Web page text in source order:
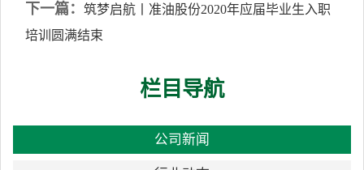
下一篇： 筑梦启航丨准油股份2020年应届毕业生入职
培训圆满结束
栏目导航
公司新闻